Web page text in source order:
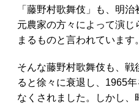
「藤野村歌舞伎」も、明
元農家の方々によって演
まるものと言われています。
そんな藤野村歌舞伎も、戦
ると徐々に衰退し、1965
なくされました。しかし